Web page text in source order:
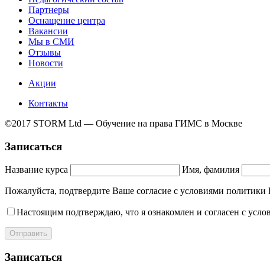
Партнеры
Оснащение центра
Вакансии
Мы в СМИ
Отзывы
Новости
Акции
Контакты
©2017 STORM Ltd — Обучение на права ГИМС в Москве
Записаться
Название курса Имя, фамилия
Пожалуйста, подтвердите Ваше согласие с условиями
Настоящим подтверждаю, что я ознакомлен и согласен с
Отправить
Записаться